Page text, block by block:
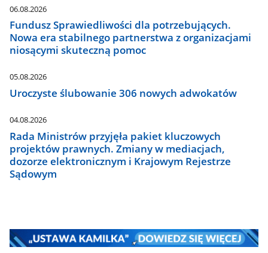
06.08.2026
Fundusz Sprawiedliwości dla potrzebujących.
Nowa era stabilnego partnerstwa z organizacjami
niosącymi skuteczną pomoc
05.08.2026
Uroczyste ślubowanie 306 nowych adwokatów
04.08.2026
Rada Ministrów przyjęła pakiet kluczowych
projektów prawnych. Zmiany w mediacjach,
dozorze elektronicznym i Krajowym Rejestrze
Sądowym